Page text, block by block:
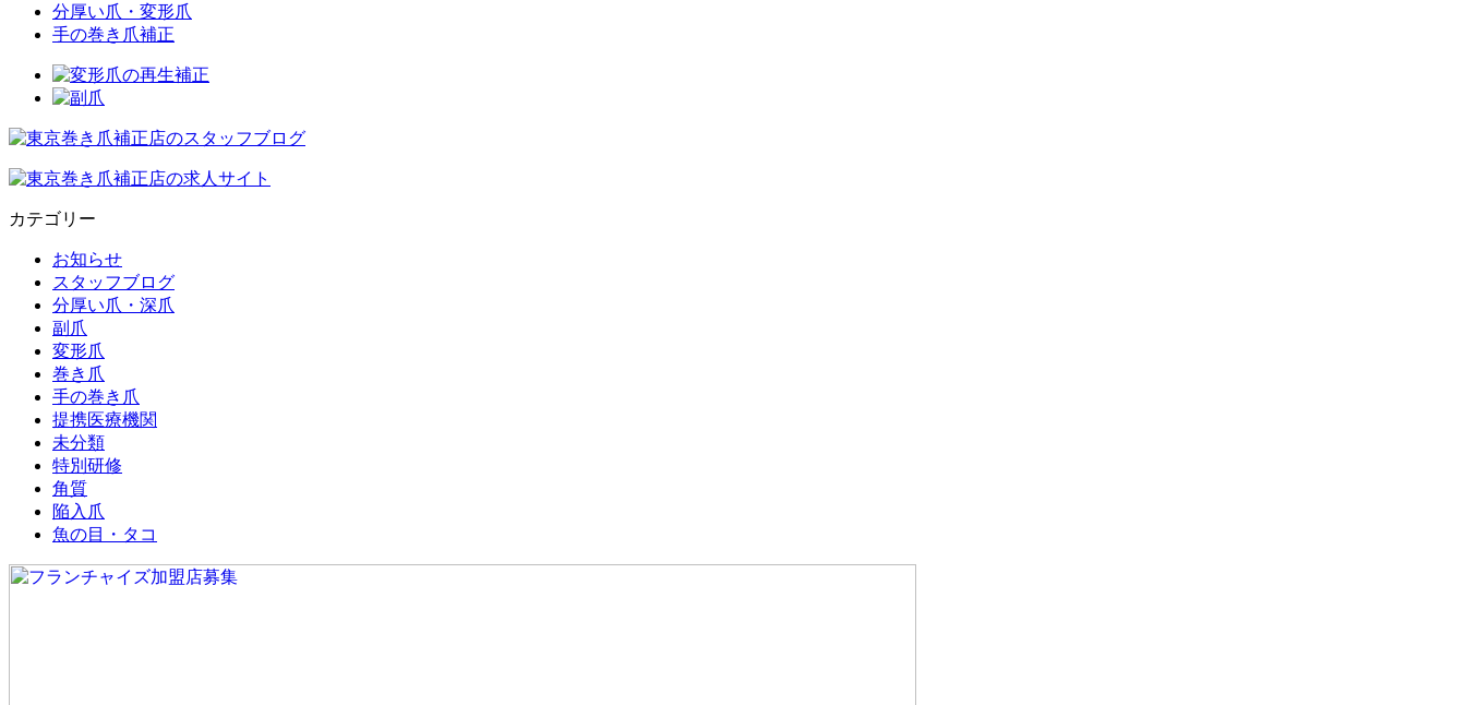
分厚い爪・変形爪
手の巻き爪補正
カテゴリー
お知らせ
スタッフブログ
分厚い爪・深爪
副爪
変形爪
巻き爪
手の巻き爪
提携医療機関
未分類
特別研修
角質
陥入爪
魚の目・タコ